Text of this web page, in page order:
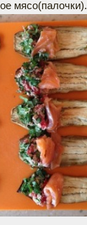
мясо(палочки).